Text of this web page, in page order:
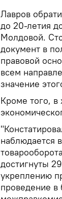
Лавров
до 20-летия
Молдовой.
документ в
правовой
всем
значение
Кроме того, в
наблюдается
достигнуты
укреплению
проведение в